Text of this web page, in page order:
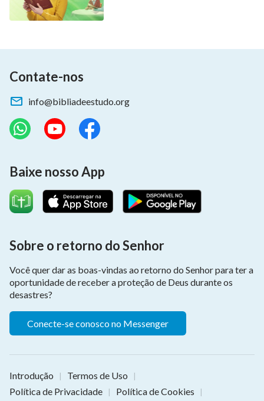
Contate-nos
info@bibliadeestudo.org
Baixe nosso App
Sobre o retorno do Senhor
Você quer dar as boas-vindas ao retorno do Senhor para ter a
oportunidade de receber a proteção de Deus durante os
desastres?
Conecte-se conosco no Messenger
Introdução | Termos de Uso |
Política de Privacidade | Política de Cookies |